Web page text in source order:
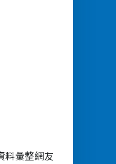
料彙整網友